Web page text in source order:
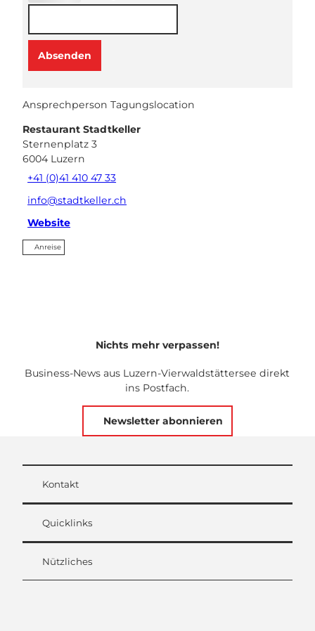
Absenden
Ansprechperson Tagungslocation
Restaurant Stadtkeller
Sternenplatz 3
6004 Luzern
+41 (0)41 410 47 33
info@stadtkeller.ch
Website
Anreise
Nichts mehr verpassen!
Business-News aus Luzern-Vierwaldstättersee direkt
ins Postfach.
Newsletter abonnieren
Kontakt
Quicklinks
Nützliches